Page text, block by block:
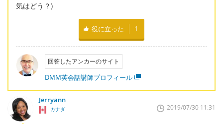
気はどう？)
役に立った 1
回答したアンカーのサイト
DMM英会話講師プロフィール
Jerryann
カナダ 2019/07/30 11:31